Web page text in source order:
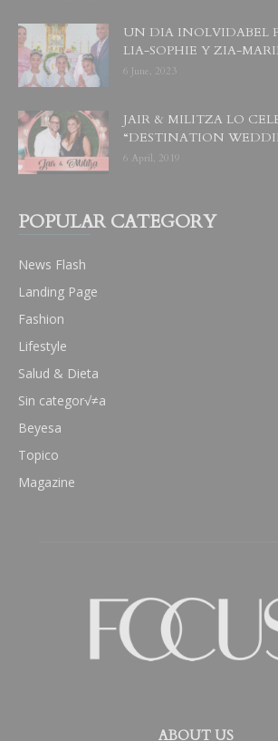
UN DIA INOLVIDABEL
LIA-SOPHIE Y ZIA-
6 June, 2023
JAIR & MILITZA LO
“DESTINATION
6 April, 2019
POPULAR CATEGORY
News Flash
Landing Page
Fashion
Lifestyle
Salud & Dieta
Sin categor√≠a
Beyesa
Topico
Magazine
ABOUT US